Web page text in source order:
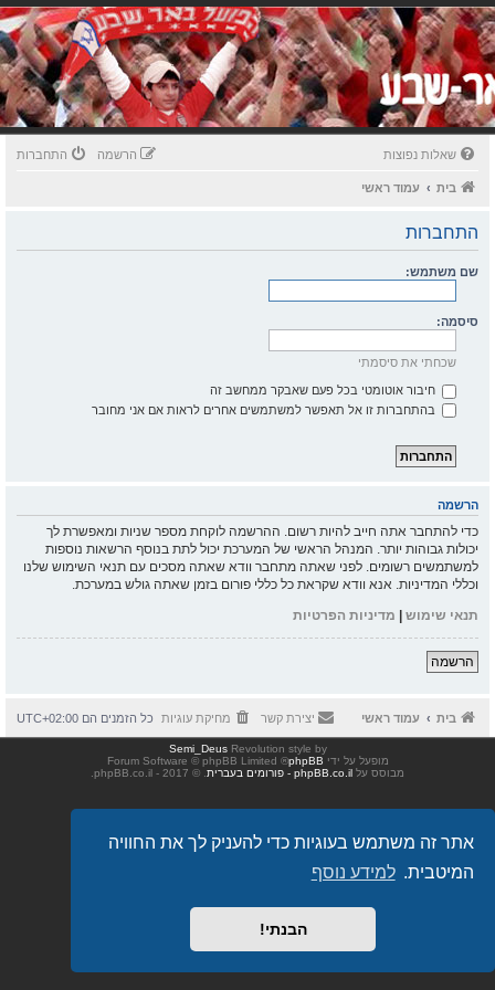
אתר זה משתמש בעוגיות כדי להעניק לך את החוויה
המיטבית. למידע נוסף
הבנתי!
שאלות נפוצות התחברות הרשמה
בית עמוד ראשי
התחברות
שם משתמש:
סיסמה:
שכחתי את סיסמתי
חיבור אוטומטי בכל פעם שאבקר ממחשב זה
בהתחברות זו אל תאפשר למשתמשים אחרים לראות אם אני מחובר
הרשמה
כדי להתחבר אתה חייב להיות רשום. ההרשמה לוקחת מספר שניות ומאפשרת לך
יכולות גבוהות יותר. המנהל הראשי של המערכת יכול לתת בנוסף הרשאות נוספות
למשתמשים רשומים. לפני שאתה מתחבר וודא שאתה מסכים עם תנאי השימוש שלנו
וכללי המדיניות. אנא וודא שקראת כל כללי פורום בזמן שאתה גולש במערכת.
תנאי שימוש | מדיניות הפרטיות
הרשמה
בית עמוד ראשי כל הזמנים הם UTC+02:00 מחיקת עוגיות יצירת קשר
Revolution style by
Semi_Deus
מופעל על ידי phpBB
® Forum Software © phpBB Limited
מבוסס על phpBB.co.il - פורומים בעברית . © 2017 - phpBB.co.il.